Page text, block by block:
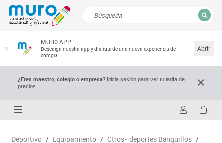
MURO APP
Descarga nuestra app y disfruta de una nueva experiencia de
compra.
Abrir
¿Eres maestro, colegio o empresa?Inicia sesión para ver tu tarifa de
precios.
Deportivo / Equipamiento / Otros~deportes Banquillos /